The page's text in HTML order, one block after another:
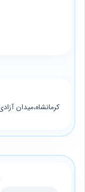
کرمانشاه،میدان